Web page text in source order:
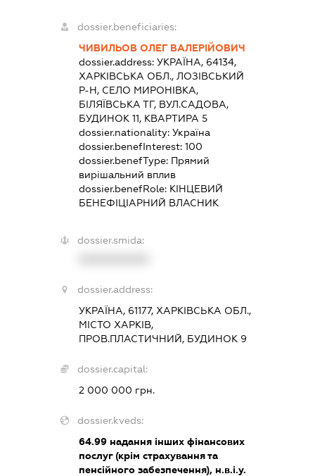
dossier.beneficiaries:
ЧИВИЛЬОВ ОЛЕГ ВАЛЕРІЙОВИЧ
dossier.address: УКРАЇНА, 64134,
ХАРКІВСЬКА ОБЛ., ЛОЗІВСЬКИЙ
Р-Н, СЕЛО МИРОНІВКА,
БІЛЯЇВСЬКА ТГ, ВУЛ.САДОВА,
БУДИНОК 11, КВАРТИРА 5
dossier.nationality: Україна
dossier.benefInterest: 100
dossier.benefType: Прямий
вирішальний вплив
dossier.benefRole: КІНЦЕВИЙ
БЕНЕФІЦІАРНИЙ ВЛАСНИК
dossier.smida:
dossier.address:
УКРАЇНА, 61177, ХАРКІВСЬКА ОБЛ.,
МІСТО ХАРКІВ,
ПРОВ.ПЛАСТИЧНИЙ, БУДИНОК 9
dossier.capital:
2 000 000 грн.
dossier.kveds:
64.99надання інших фінансових
послуг (крім страхування та
пенсійного забезпечення), н.в.і.у.